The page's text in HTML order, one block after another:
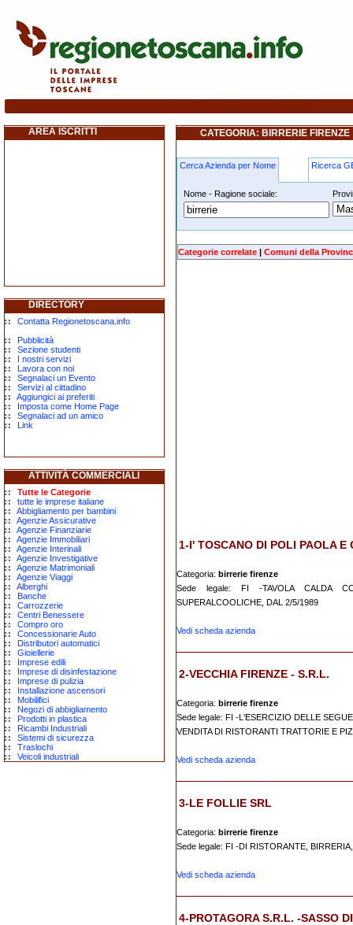
birrerie firenze
AREA ISCRITTI
DIRECTORY
Contatta Regionetoscana.info
Pubblicità
Sezione studenti
I nostri servizi
Lavora con noi
Segnalaci un Evento
Servizi al cittadino
Aggiungici ai preferiti
Imposta come Home Page
Segnalaci ad un amico
Link
ATTIVITÀ COMMERCIALI
Tutte le Categorie
tutte le imprese italiane
Abbigliamento per bambini
Agenzie Assicurative
Agenzie Finanziarie
Agenzie Immobiliari
Agenzie Interinali
Agenzie Investigative
Agenzie Matrimoniali
Agenzie Viaggi
Alberghi
Banche
Carrozzerie
Centri Benessere
Compro oro
Concessionarie Auto
Distributori automatici
Gioiellerie
Imprese edili
Imprese di disinfestazione
Imprese di pulizia
Installazione ascensori
Mobilifici
Negozi di abbigliamento
Prodotti in plastica
Ricambi Industriali
Sistemi di sicurezza
Traslochi
Veicoli industriali
CATEGORIA: BIRRERIE FIRENZE
Cerca Azienda per Nome Ricerca
Nome - Ragione sociale:
birrerie firenze
Categorie correlate | Comuni della
1-I' TOSCANO DI POLI PAOLA E
Categoria: birrerie firenze
Sede legale: FI -TAVOLA CALDA
SUPERALCOOLICHE, DAL 2/5/1989
Vedi scheda azienda
2-VECCHIA FIRENZE - S.R.L.
Categoria: birrerie firenze
Sede legale: FI -L'ESERCIZIO DELLE
VENDITA DI RISTORANTI TRATTORIE E
Vedi scheda azienda
3-LE FOLLIE SRL
Categoria: birrerie firenze
Sede legale: FI -DI RISTORANTE,
Vedi scheda azienda
4-PROTAGORA S.R.L. -SASSO